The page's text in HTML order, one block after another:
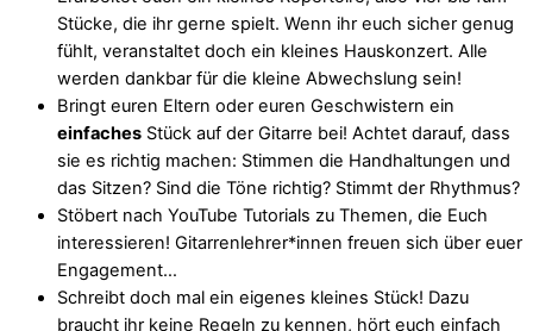
Stücke, die ihr gerne spielt. Wenn ihr euch sicher genug
fühlt, veranstaltet doch ein kleines Hauskonzert. Alle
werden dankbar für die kleine Abwechslung sein!
Bringt euren Eltern oder euren Geschwistern ein
einfaches Stück auf der Gitarre bei! Achtet darauf, dass
sie es richtig machen: Stimmen die Handhaltungen und
das Sitzen? Sind die Töne richtig? Stimmt der Rhythmus?
Stöbert nach YouTube Tutorials zu Themen, die Euch
interessieren! Gitarrenlehrer*innen freuen sich über euer
Engagement…
Schreibt doch mal ein eigenes kleines Stück! Dazu
braucht ihr keine Regeln zu kennen, hört euch einfach